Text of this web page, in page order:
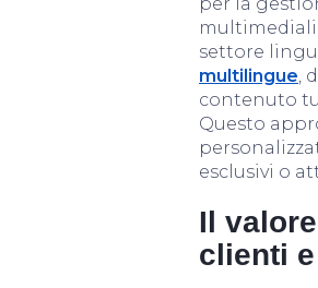
settore
multilingue,
contenuto
Questo
esclusivi o
Il
clienti